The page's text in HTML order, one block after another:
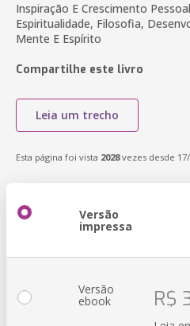
Inspiração E Crescimento
Espiritualidade, Filosofia,
Mente E Espírito
Compartilhe este livro
Leia um trecho
Esta página foi vista 2028vezes desde
Versão
impressa
Versão
ebook R$